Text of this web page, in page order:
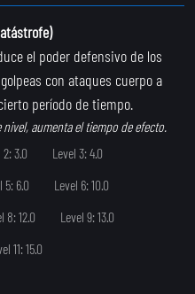
el poder defensivo de los
con ataques cuerpo a
período de tiempo.
aumenta el tiempo de efecto.
3.0
Level 3: 4.0
5: 6.0
Level 6: 10.0
8: 12.0
Level 9: 13.0
11: 15.0